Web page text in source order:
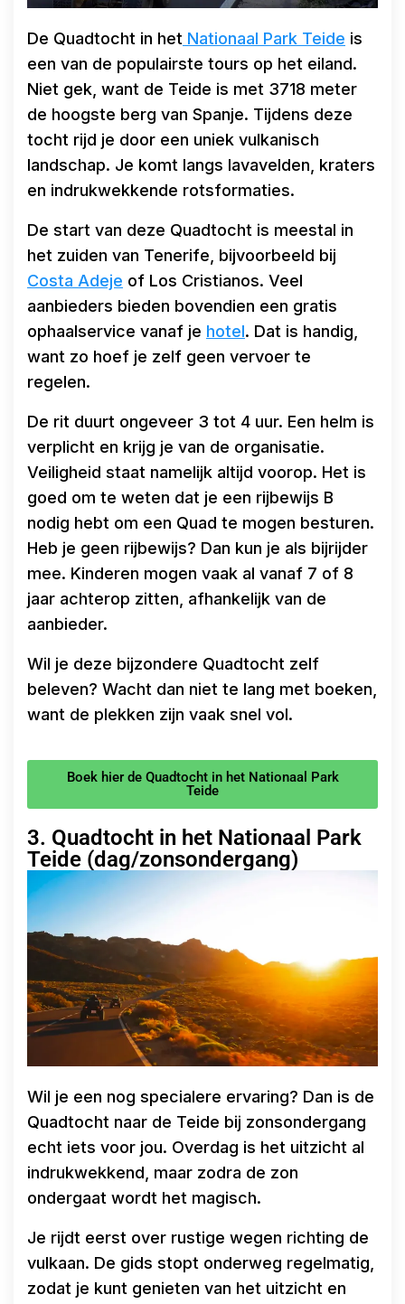
De Quadtocht in het Nationaal Park Teide is
een van de populairste tours op het eiland.
Niet gek, want de Teide is met 3718 meter
de hoogste berg van Spanje. Tijdens deze
tocht rijd je door een uniek vulkanisch
landschap. Je komt langs lavavelden, kraters
en indrukwekkende rotsformaties.
De start van deze Quadtocht is meestal in
het zuiden van Tenerife, bijvoorbeeld bij
Costa Adeje of Los Cristianos. Veel
aanbieders bieden bovendien een gratis
ophaalservice vanaf je hotel. Dat is handig,
want zo hoef je zelf geen vervoer te
regelen.
De rit duurt ongeveer 3 tot 4 uur. Een helm is
verplicht en krijg je van de organisatie.
Veiligheid staat namelijk altijd voorop. Het is
goed om te weten dat je een rijbewijs B
nodig hebt om een Quad te mogen besturen.
Heb je geen rijbewijs? Dan kun je als bijrijder
mee. Kinderen mogen vaak al vanaf 7 of 8
jaar achterop zitten, afhankelijk van de
aanbieder.
Wil je deze bijzondere Quadtocht zelf
beleven? Wacht dan niet te lang met boeken,
want de plekken zijn vaak snel vol.
Boek hier de Quadtocht in het Nationaal Park
Teide
3. Quadtocht in het Nationaal Park
Teide (dag/zonsondergang)
Wil je een nog specialere ervaring? Dan is de
Quadtocht naar de Teide bij zonsondergang
echt iets voor jou. Overdag is het uitzicht al
indrukwekkend, maar zodra de zon
ondergaat wordt het magisch.
Je rijdt eerst over rustige wegen richting de
vulkaan. De gids stopt onderweg regelmatig,
zodat je kunt genieten van het uitzicht en